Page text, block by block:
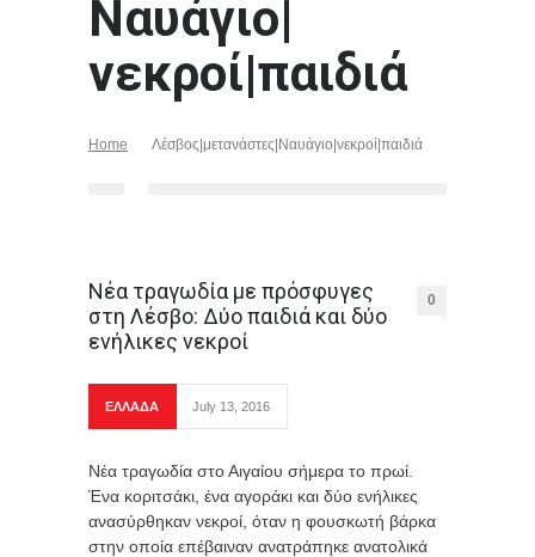
Ναυάγιο|
νεκροί|παιδιά
Home Λέσβος|μετανάστες|Ναυάγιο|νεκροί|παιδιά
Νέα τραγωδία με πρόσφυγες
στη Λέσβο: Δύο παιδιά και δύο
ενήλικες νεκροί
0
ΕΛΛΑΔΑ July 13, 2016
Νέα τραγωδία στο Αιγαίου σήμερα το πρωί.
Ένα κοριτσάκι, ένα αγοράκι και δύο ενήλικες
ανασύρθηκαν νεκροί, όταν η φουσκωτή βάρκα
στην οποία επέβαιναν ανατράπηκε ανατολικά